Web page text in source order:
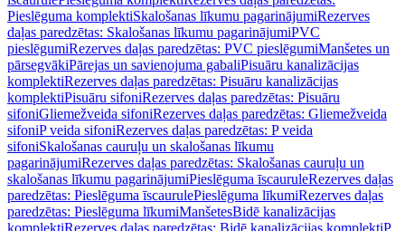
Pieslēguma komplektiSkalošanas līkumu pagarinājumiRezerves
daļas paredzētas: Skalošanas līkumu pagarinājumiPVC
pieslēgumiRezerves daļas paredzētas: PVC pieslēgumiManšetes un
pārsegvākiPārejas un savienojuma gabaliPisuāru kanalizācijas
komplektiRezerves daļas paredzētas: Pisuāru kanalizācijas
komplektiPisuāru sifoniRezerves daļas paredzētas: Pisuāru
sifoniGliemežveida sifoniRezerves daļas paredzētas: Gliemežveida
sifoniP veida sifoniRezerves daļas paredzētas: P veida
sifoniSkalošanas cauruļu un skalošanas līkumu
pagarinājumiRezerves daļas paredzētas: Skalošanas cauruļu un
skalošanas līkumu pagarinājumiPieslēguma īscauruleRezerves daļas
paredzētas: Pieslēguma īscaurulePieslēguma līkumiRezerves daļas
paredzētas: Pieslēguma līkumiManšetesBidē kanalizācijas
komplektiRezerves daļas paredzētas: Bidē kanalizācijas komplektiP